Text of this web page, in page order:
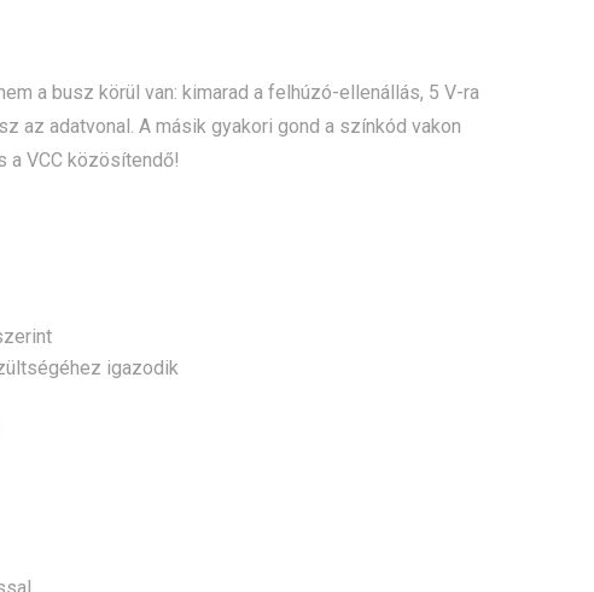
a busz körül van: kimarad a felhúzó-ellenállás, 5 V-ra
az adatvonal. A másik gyakori gond a színkód vakon
a VCC közösítendő!
igazodik